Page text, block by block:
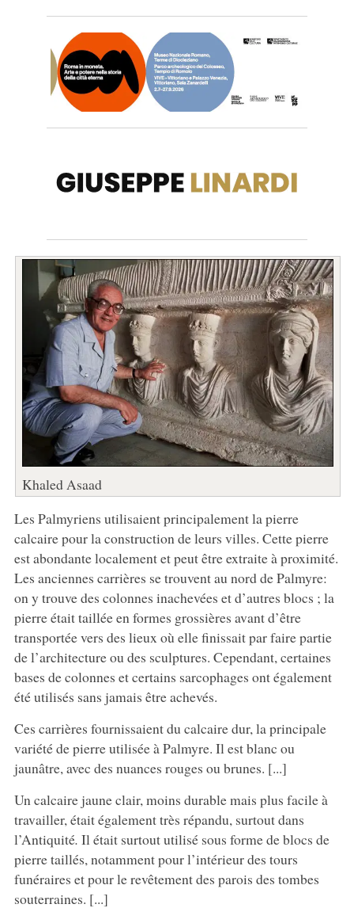
Khaled Asaad
Les Palmyriens utilisaient principalement la pierre
calcaire pour la construction de leurs villes. Cette pierre
est abondante localement et peut être extraite à proximité.
Les anciennes carrières se trouvent au nord de Palmyre:
on y trouve des colonnes inachevées et d’autres blocs ; la
pierre était taillée en formes grossières avant d’être
transportée vers des lieux où elle finissait par faire partie
de l’architecture ou des sculptures. Cependant, certaines
bases de colonnes et certains sarcophages ont également
été utilisés sans jamais être achevés.
Ces carrières fournissaient du calcaire dur, la principale
variété de pierre utilisée à Palmyre. Il est blanc ou
jaunâtre, avec des nuances rouges ou brunes. [...]
Un calcaire jaune clair, moins durable mais plus facile à
travailler, était également très répandu, surtout dans
l’Antiquité. Il était surtout utilisé sous forme de blocs de
pierre taillés, notamment pour l’intérieur des tours
funéraires et pour le revêtement des parois des tombes
souterraines. [...]